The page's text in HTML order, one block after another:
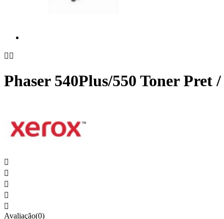
 
Phaser 540Plus/550 Toner Pret





Avaliação(0)